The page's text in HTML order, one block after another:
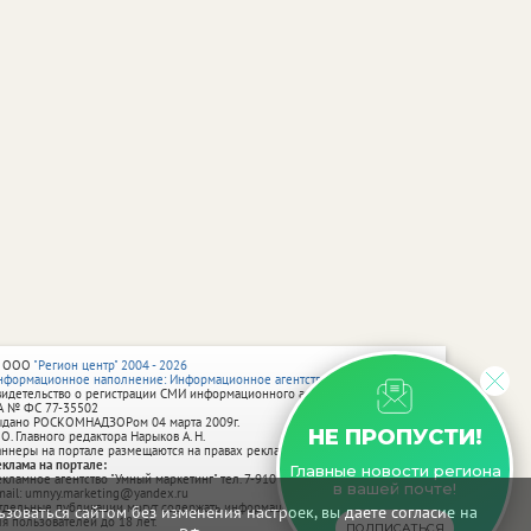
сайтом без изменения настроек, вы даете согласие на
НЕ ПРОПУСТИ!
Главные новости региона
в вашей почте!
"Регион центр" 2004 - 2026
наполнение: Информационное агентство vRossii.ru
о регистрации СМИ информационного агентства vRossii.ru
№ ФС 77‑35502
РОСКОМНАДЗОРом 04 марта 2009г.
Главного редактора Нарыков А. Н.
на портале размещаются на правах рекламы.
на портале:
агентство "Умный маркетинг" тел. 7-910-267-70-40,
umnyy.marketing@yandex.ru
публикации могут содержать информацию, не предназначенную
пользователей до 18 лет.